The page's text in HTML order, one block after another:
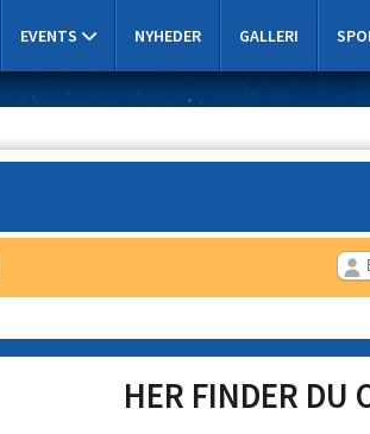
EVENTS NYHEDER GALLERI
HER FINDER DU